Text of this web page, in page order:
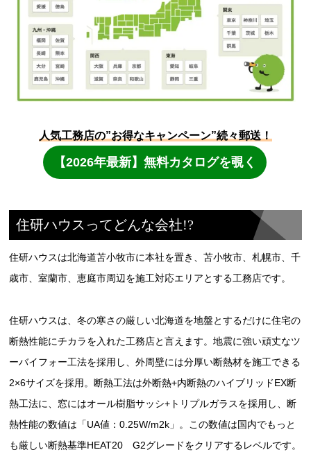
住研ハウスってどんな会社!?
住研ハウスは北海道苫小牧市に本社を置き、苫小牧市、札幌市、千
歳市、室蘭市、恵庭市周辺を施工対応エリアとする工務店です。
住研ハウスは、冬の寒さの厳しい北海道を地盤とするだけに住宅の
断熱性能にチカラを入れた工務店と言えます。地震に強い頑丈なツ
ーバイフォー工法を採用し、外周壁には分厚い断熱材を施工できる
2×6サイズを採用。断熱工法は外断熱+内断熱のハイブリッドEX断
熱工法に、窓にはオール樹脂サッシ+トリプルガラスを採用し、断
熱性能の数値は「UA値：0.25W/m2k」。この数値は国内でもっと
も厳しい断熱基準HEAT20 G2グレードをクリアするレベルです。